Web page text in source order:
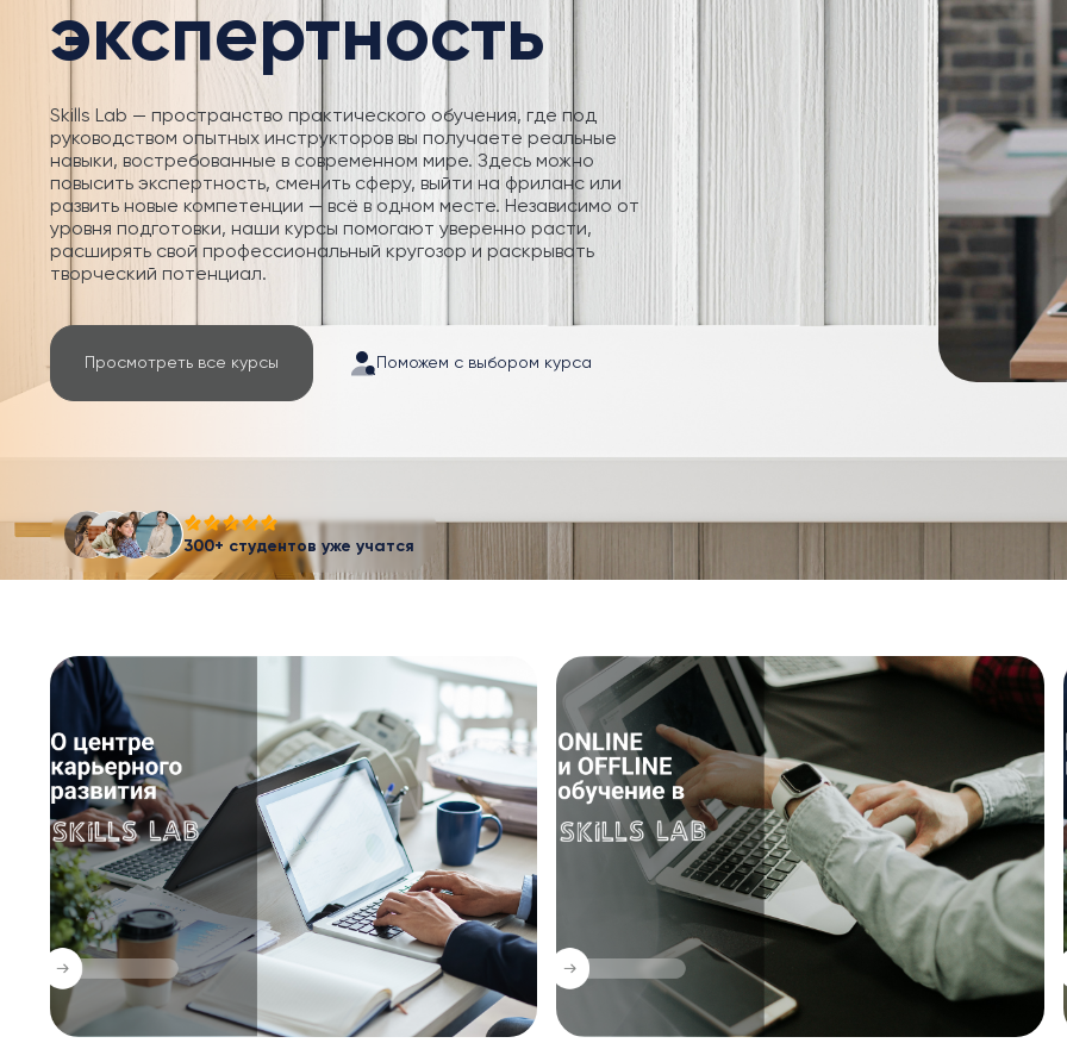
экспертность
Skills Lab — пространство практического обучения, где под
руководством опытных инструкторов вы получаете реальные
навыки, востребованные в современном мире. Здесь можно
повысить экспертность, сменить сферу, выйти на фриланс или
развить новые компетенции — всё в одном месте. Независимо от
уровня подготовки, наши курсы помогают уверенно расти,
расширять свой профессиональный кругозор и раскрывать
творческий потенциал.
Просмотреть все курсы Поможем с выбором курса
300+ студентов уже учатся